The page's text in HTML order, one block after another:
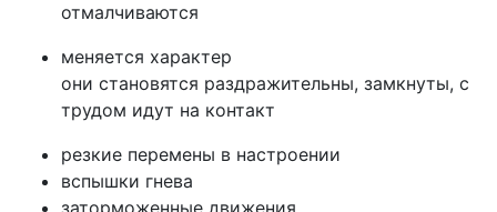
отмалчиваются
меняется характер
они становятся раздражительны, замкнуты, с
трудом идут на контакт
резкие перемены в настроении
вспышки гнева